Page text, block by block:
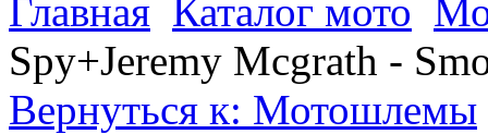
Главная Каталог мото
Spy+Jeremy Mcgrath -
Вернуться к: Мотошлемы